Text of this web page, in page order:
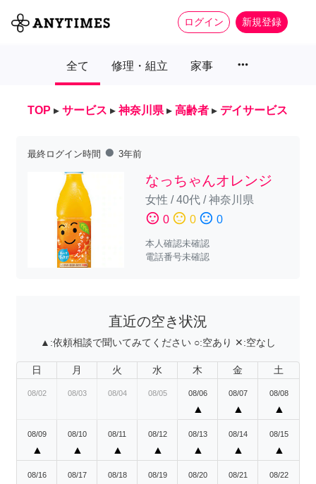
ログイン 新規登録
全て 修理・組立 家事 more_horiz
TOP ▸ サービス ▸ 神奈川県 ▸ 高齢者 ▸ デイサービス
最終ログイン時間 fiber_manual_record 3年前
なっちゃんオレンジ
女性 /40代/神奈川県
sentiment_satisfied 0 sentiment_neutral 0 sentiment_dissatisfied 0
本人確認未確認
電話番号未確認
直近の空き状況
▲:依頼相談で聞いてみてください ○:空あり ✕:空なし
日 月 火 水 木 金 土
08/02 08/03 08/04 08/05 08/06
▲
08/07
▲
08/08
▲
08/09
▲
08/10
▲
08/11
▲
08/12
▲
08/13
▲
08/14
▲
08/15
▲
08/16 08/17 08/18 08/19 08/20 08/21 08/22